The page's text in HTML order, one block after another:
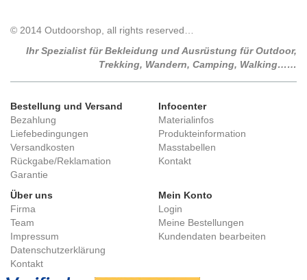
© 2014 Outdoorshop, all rights reserved…
Ihr Spezialist für Bekleidung und Ausrüstung für Outdoor,
Trekking, Wandern, Camping, Walking……
Bestellung und Versand
Bezahlung
Liefebedingungen
Versandkosten
Rückgabe/Reklamation
Garantie
Infocenter
Materialinfos
Produkteinformation
Masstabellen
Kontakt
Über uns
Firma
Team
Impressum
Datenschutzerklärung
Kontakt
Mein Konto
Login
Meine Bestellungen
Kundendaten bearbeiten